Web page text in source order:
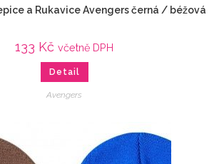
a Rukavice Avengers černá / béžová
133 Kč včetně DPH
Detail
Avengers